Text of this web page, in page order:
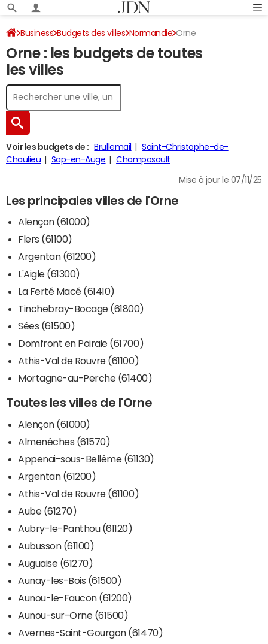
Business Budgets des villes Normandie Orne
Orne : les budgets de toutes
les villes
Voir les budgets de : Brullemail
Saint-Christophe-de-
Chaulieu
Sap-en-Auge Champosoult
Mise à jour le 07/11/25
Les principales villes de l'Orne
Alençon (61000)
Flers (61100)
Argentan (61200)
L'Aigle (61300)
La Ferté Macé (61410)
Tinchebray-Bocage (61800)
Sées (61500)
Domfront en Poiraie (61700)
Athis-Val de Rouvre (61100)
Mortagne-au-Perche (61400)
Toutes les villes de l'Orne
Alençon (61000)
Almenêches (61570)
Appenai-sous-Bellême (61130)
Argentan (61200)
Athis-Val de Rouvre (61100)
Aube (61270)
Aubry-le-Panthou (61120)
Aubusson (61100)
Auguaise (61270)
Aunay-les-Bois (61500)
Aunou-le-Faucon (61200)
Aunou-sur-Orne (61500)
Avernes-Saint-Gourgon (61470)